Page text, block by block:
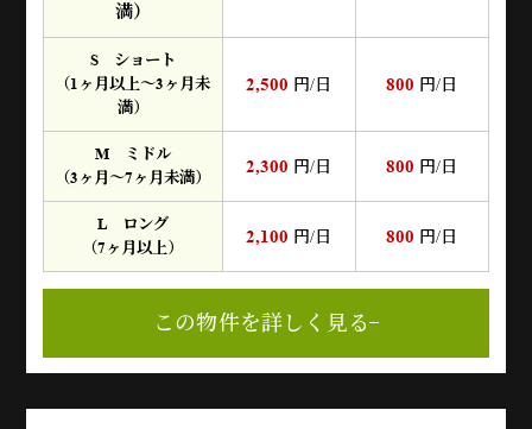
満）
S ショート
（1ヶ月以上～3ヶ月未
満）
2,500 円/日 800 円/日
M ミドル
（3ヶ月～7ヶ月未満）
2,300 円/日 800 円/日
L ロング
（7ヶ月以上）
2,100 円/日 800 円/日
この物件を詳しく見る